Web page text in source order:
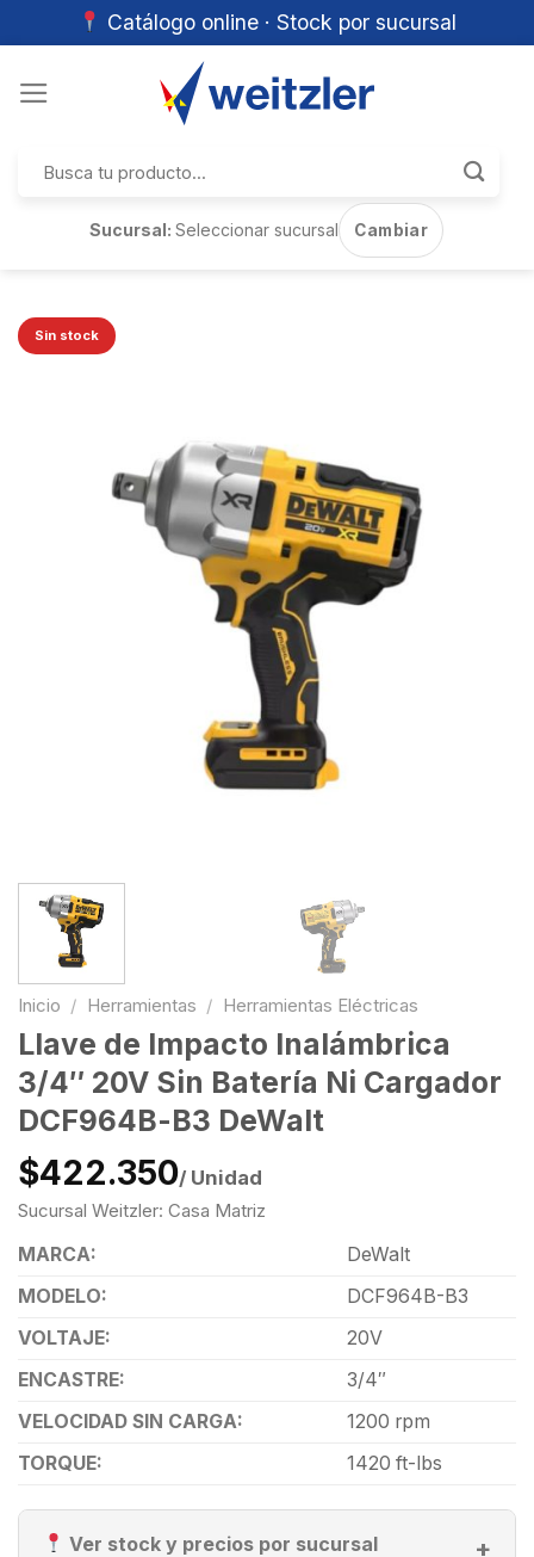
Catálogo online · Stock por sucursal
por:
Sucursal:Seleccionar sucursal Cambiar
Sin stock
Inicio / Herramientas / Herramientas Eléctricas
Llave de Impacto Inalámbrica
3/4″ 20V Sin Batería Ni Cargador
DCF964B-B3 DeWalt
$422.350/ Unidad
Sucursal Weitzler: Casa Matriz
MARCA:
DeWalt
MODELO:
DCF964B-B3
VOLTAJE:
20V
ENCASTRE:
3/4″
VELOCIDAD SIN CARGA:
1200 rpm
TORQUE:
1420 ft-lbs
Ver stock y precios por sucursal